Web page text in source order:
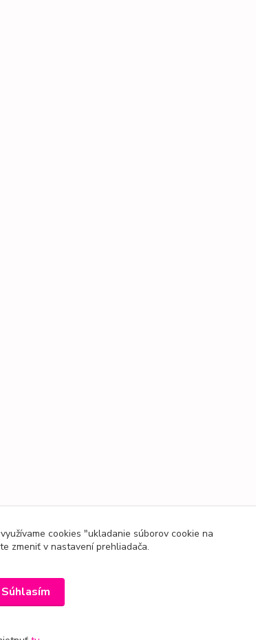
cookies "ukladanie súborov cookie na
zmeniť v nastavení prehliadača.
Súhlasím